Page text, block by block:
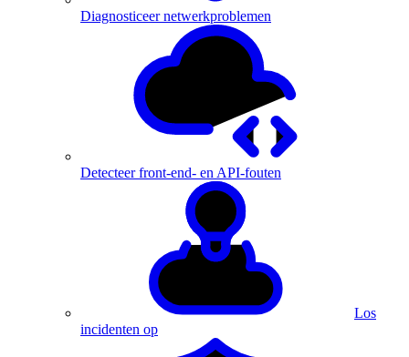
Diagnosticeer netwerkproblemen
Detecteer front-end- en API-fouten
Los
incidenten op